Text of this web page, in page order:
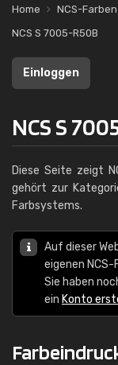
Home NCS-Farben
NCS S 7005-R50B
Einloggen
NCS S
Diese Seite zeigt
gehört zur
Farbsystems.
Auf dieser
eigenen
Sie haben
ein Konto